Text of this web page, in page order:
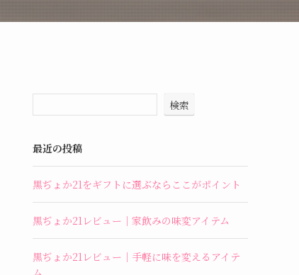
検索
最近の投稿
黒ぢょか21をギフトに選ぶならここがポイント
黒ぢょか21レビュー｜家飲みの味変アイテム
黒ぢょか21レビュー｜手軽に味を変えるアイテ
ム